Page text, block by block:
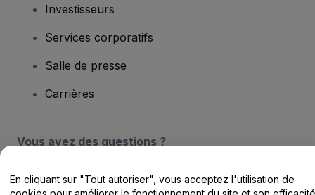
Investisseurs
Services corporatifs
Salle de presse
Carrières
Vous avez des questions ?
Centre d'assistance / Nous contacter
En cliquant sur "Tout autoriser", vous acceptez l'utilisation de